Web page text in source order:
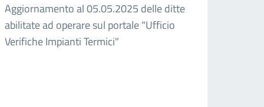
Aggiornamento al 05.05.2025 delle ditte
abilitate ad operare sul portale "Ufficio
Verifiche Impianti Termici"